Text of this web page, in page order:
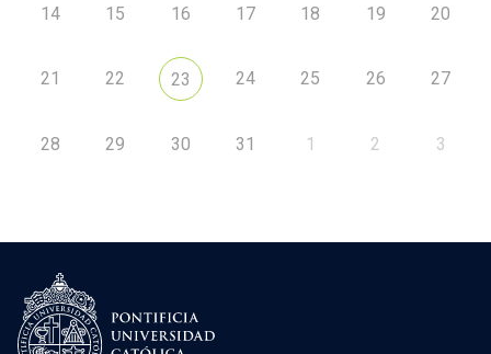
14 15 16 17 18 19 20
21 22 23 24 25 26 27
28 29 30 31 1 2 3